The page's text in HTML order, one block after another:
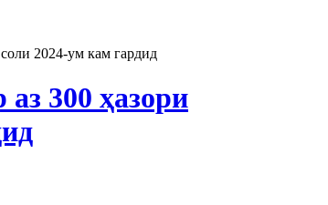
2024-ум кам гардид
300 ҳазори